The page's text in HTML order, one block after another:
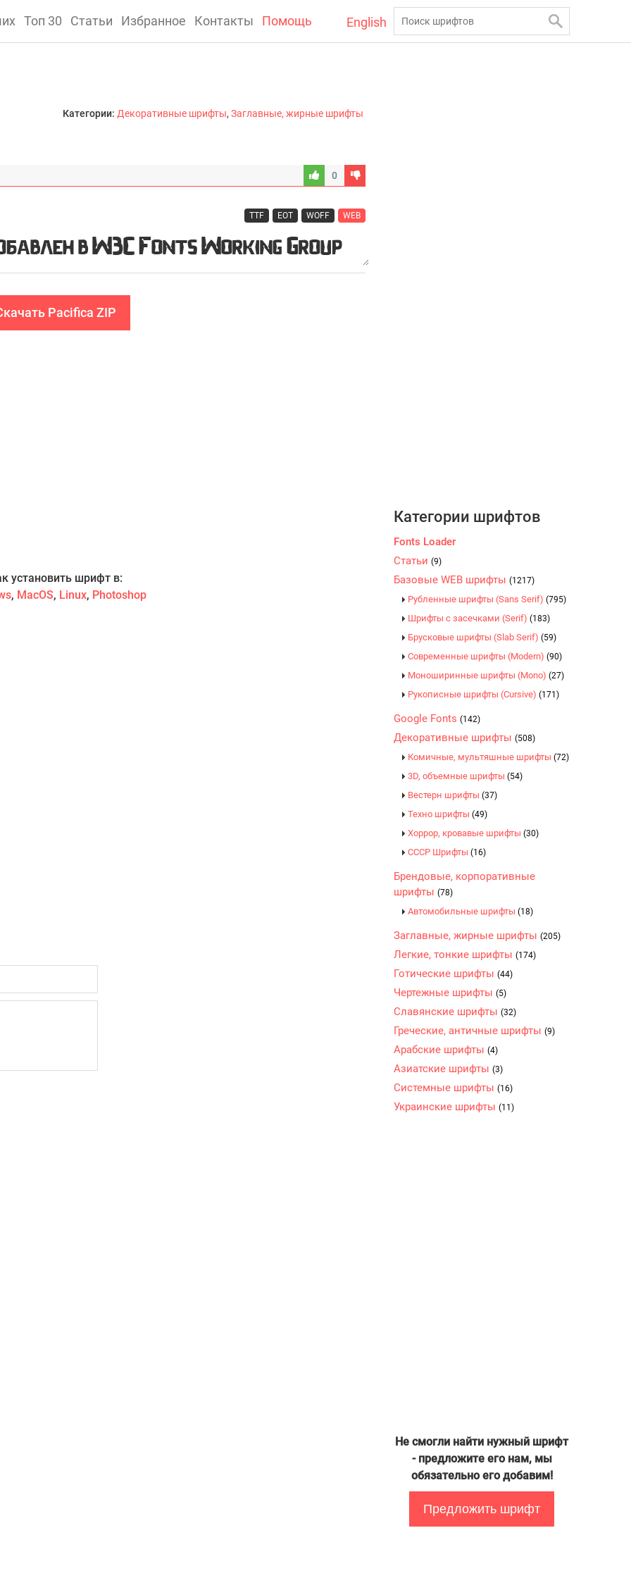
Топ 30 Статьи Избранное Контакты Помощь English
Категории: Декоративные шрифты, Заглавные, жирные шрифты
0
TTF EOT WOFF WEB
Pacifica ZIP
установить шрифт в:
, MacOS, Linux, Photoshop
Категории шрифтов
Fonts Loader
Статьи (9)
Базовые WEB шрифты (1217)
Рубленные шрифты (Sans Serif) (795)
Шрифты с засечками (Serif) (183)
Брусковые шрифты (Slab Serif) (59)
Современные шрифты (Modern) (90)
Моноширинные шрифты (Mono) (27)
Рукописные шрифты (Cursive) (171)
Google Fonts (142)
Декоративные шрифты (508)
Комичные, мультяшные шрифты (72)
3D, объемные шрифты (54)
Вестерн шрифты (37)
Техно шрифты (49)
Хоррор, кровавые шрифты (30)
CCCР Шрифты (16)
Брендовые, корпоративные
шрифты (78)
Автомобильные шрифты (18)
Заглавные, жирные шрифты (205)
Легкие, тонкие шрифты (174)
Готические шрифты (44)
Чертежные шрифты (5)
Славянские шрифты (32)
Греческие, античные шрифты (9)
Арабские шрифты (4)
Азиатские шрифты (3)
Системные шрифты (16)
Украинские шрифты (11)
Не смогли найти нужный шрифт
- предложите его нам, мы
обязательно его добавим!
Предложить шрифт